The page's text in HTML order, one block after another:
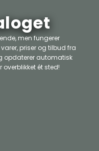
men fungerer
priser og tilbud fra
opdaterer automatisk
ét sted!